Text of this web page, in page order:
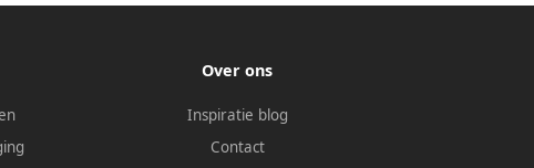
Over ons
Inspiratie blog
Contact